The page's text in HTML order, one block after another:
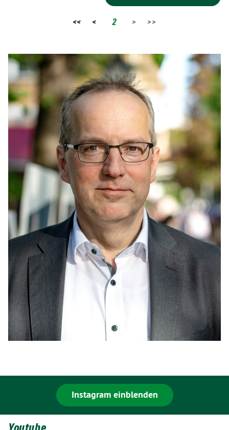
<< < 2 > >>
Instagram einblenden